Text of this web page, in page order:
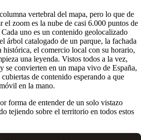
vertebral del mapa, pero lo que de
el zoom es la nube de casi 6.000 puntos de
uno es un contenido geolocalizado
árbol catalogado de un parque, la fachada
el comercio local con su horario,
una leyenda. Vistos todos a la vez,
se convierten en un mapa vivo de España,
de contenido esperando a que
en la mano.
forma de entender de un solo vistazo
tejiendo sobre el territorio en todos estos